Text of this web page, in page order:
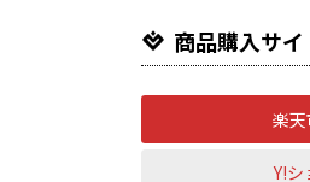
商品購入サイ
楽
Y!